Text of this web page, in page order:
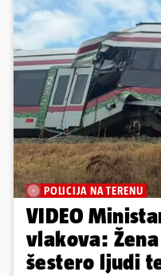
POLICIJA NA TERENU
VIDEO
vlakova:
šestero ljudi